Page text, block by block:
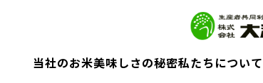
当社のお米美味しさの秘密私たちについて